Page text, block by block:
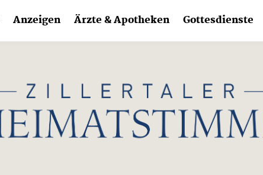
Anzeigen Ärzte & Apotheken Gottesdienste